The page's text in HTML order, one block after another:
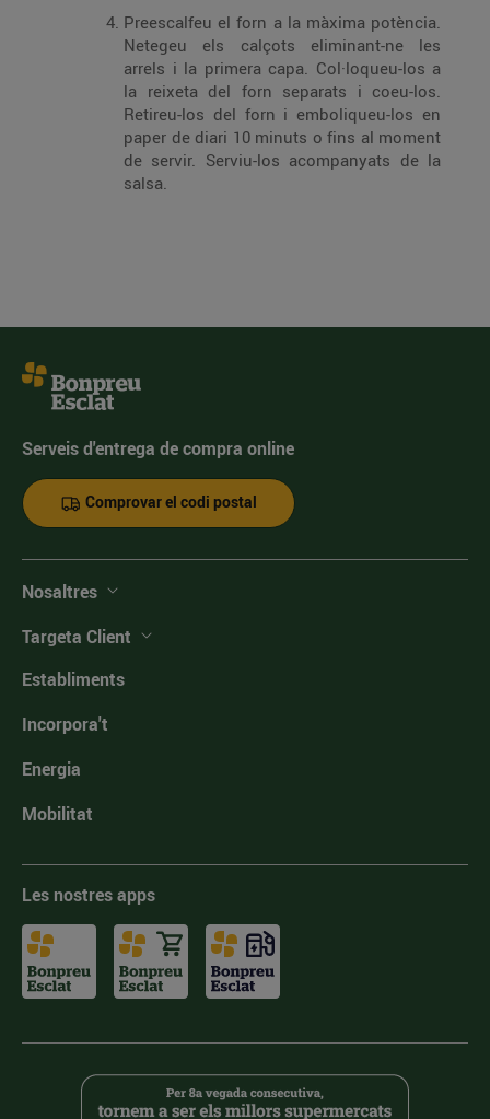
Preescalfeu el forn a la màxima potència.
Netegeu els calçots eliminant-ne les
arrels i la primera capa. Col·loqueu-los a
la reixeta del forn separats i coeu-los.
Retireu-los del forn i emboliqueu-los en
paper de diari 10 minuts o fins al moment
de servir. Serviu-los acompanyats de la
salsa.
Serveis d'entrega de compra online
Comprovar el codi postal
Nosaltres
Targeta Client
Establiments
Incorpora't
Energia
Mobilitat
Les nostres apps